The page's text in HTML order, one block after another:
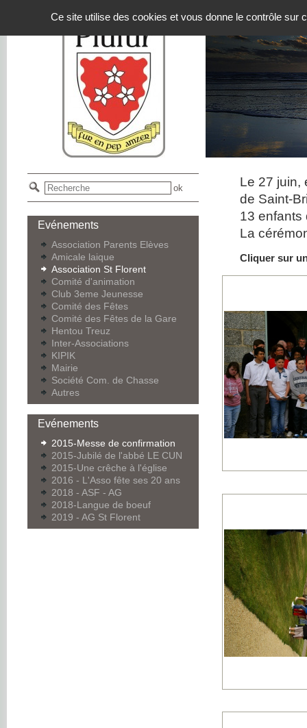
Evénements
Association Parents Elèves
Amicale laique
Association St Florent
Comité d'animation
Club 3eme Jeunesse
Comité des Fêtes
Comité des Fêtes de la Gare
Hentou Treuz
Inter-Associations
KIPIK
Mairie
Société Com. de Chasse
Autres
Evénements
2015-Messe de confirmation
2015-Jubilé de l'abbé LE CUN
2015-Une crêche à l'église
2016 - L'Asso fête ses 20 ans
2018 - ASF - AG
2018-Langue de boeuf
2019 - AG St Florent
Le 27 juin,
de Saint-
13
La
Cliquer sur
Ce site utilise des cookies et vous donne le contrôle sur